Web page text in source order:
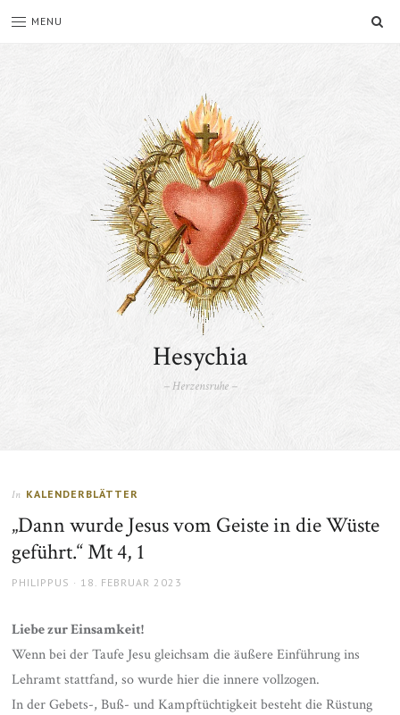
MENU
Hesychia
– Herzensruhe –
In KALENDERBLÄTTER
„Dann wurde Jesus vom Geiste in die Wüste
geführt.“ Mt 4, 1
AUTHOR
PHILIPPUS
POSTED
18. FEBRUAR 2023
Liebe zur Einsamkeit!
Wenn bei der Taufe Jesu gleichsam die äußere Einführung ins
Lehramt stattfand, so wurde hier die innere vollzogen.
In der Gebets-, Buß- und Kampftüchtigkeit besteht die Rüstung